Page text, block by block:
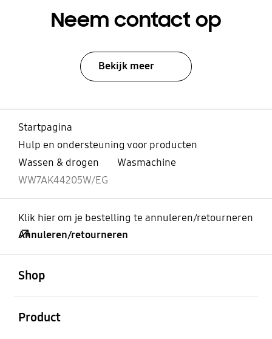
Neem contact op
Bekijk meer
Startpagina
Hulp en ondersteuning voor producten
Wassen & drogen
Wasmachine
WW7AK44205W/EG
Klik hier om je bestelling te annuleren/retourneren
Annuleren/retourneren
Shop
Product